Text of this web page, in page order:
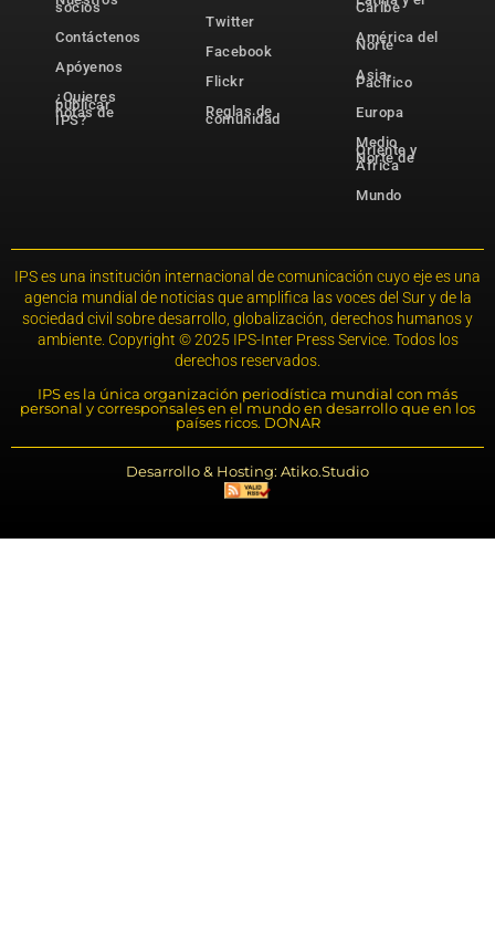
socios
Contáctenos
Apóyenos
¿Quieres
publicar
notas de
IPS?
Twitter
Facebook
Flickr
Reglas de
comunidad
Caribe
América del
Norte
Asia-
Pacífico
Europa
Medio
Oriente y
Norte de
África
Mundo
IPS es una institución internacional de comunicación cuyo eje es una
agencia mundial de noticias que amplifica las voces del Sur y de la
sociedad civil sobre desarrollo, globalización, derechos humanos y
ambiente. Copyright © 2025 IPS-Inter Press Service. Todos los
derechos reservados.
IPS es la única organización periodística mundial con más
personal y corresponsales en el mundo en desarrollo que en los
países ricos. DONAR
Desarrollo & Hosting: Atiko.Studio